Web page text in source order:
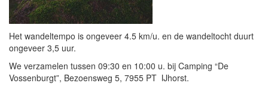
Het wandeltempo is ongeveer 4.5 km/u. en de wandeltocht duurt
ongeveer 3,5 uur.
We verzamelen tussen 09:30 en 10:00 u. bij Camping “De
Vossenburgt”, Bezoensweg 5, 7955 PT IJhorst.